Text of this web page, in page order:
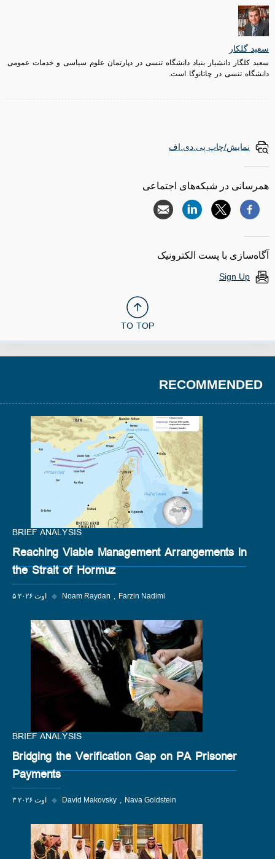
سعید گلکار
سعید کلگار دانشیار بنیاد دانشگاه تنسی در دپارتمان علوم سیاسی و خدمات عمومی
دانشگاه تنسی در چاتانوگا است.
نمایش/چاپ پی.دی.اف
همرسانی در شبکه‌های اجتماعی
آگاه‌سازی با پست الکترونیک
Sign Up
TO TOP
RECOMMENDED
BRIEF ANALYSIS
Reaching Viable Management Arrangements in
the Strait of Hormuz
۵ اوت ۲۰۲۶ ◆ Noam Raydan Farzin Nadimi
BRIEF ANALYSIS
Bridging the Verification Gap on PA Prisoner
Payments
۳ اوت ۲۰۲۶ ◆ David Makovsky Nava Goldstein